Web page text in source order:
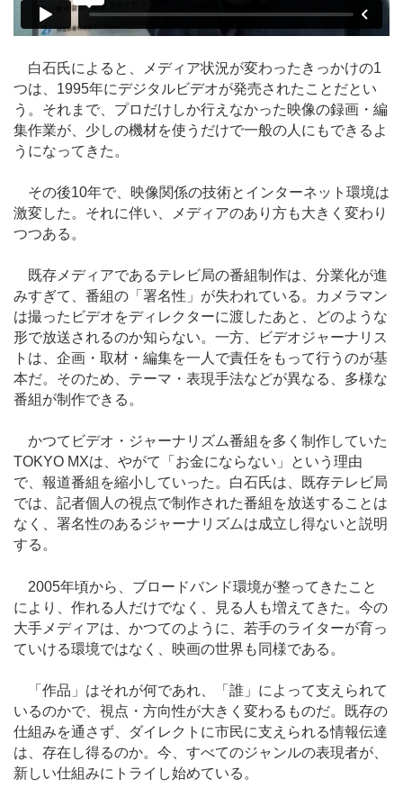
白石氏によると、メディア状況が変わったきっかけの1
つは、1995年にデジタルビデオが発売されたことだとい
う。それまで、プロだけしか行えなかった映像の録画・編
集作業が、少しの機材を使うだけで一般の人にもできるよ
うになってきた。
その後10年で、映像関係の技術とインターネット環境は
激変した。それに伴い、メディアのあり方も大きく変わり
つつある。
既存メディアであるテレビ局の番組制作は、分業化が進
みすぎて、番組の「署名性」が失われている。カメラマン
は撮ったビデオをディレクターに渡したあと、どのような
形で放送されるのか知らない。一方、ビデオジャーナリス
トは、企画・取材・編集を一人で責任をもって行うのが基
本だ。そのため、テーマ・表現手法などが異なる、多様な
番組が制作できる。
かつてビデオ・ジャーナリズム番組を多く制作していた
TOKYO MXは、やがて「お金にならない」という理由
で、報道番組を縮小していった。白石氏は、既存テレビ局
では、記者個人の視点で制作された番組を放送することは
なく、署名性のあるジャーナリズムは成立し得ないと説明
する。
2005年頃から、ブロードバンド環境が整ってきたこと
により、作れる人だけでなく、見る人も増えてきた。今の
大手メディアは、かつてのように、若手のライターが育っ
ていける環境ではなく、映画の世界も同様である。
「作品」はそれが何であれ、「誰」によって支えられて
いるのかで、視点・方向性が大きく変わるものだ。既存の
仕組みを通さず、ダイレクトに市民に支えられる情報伝達
は、存在し得るのか。今、すべてのジャンルの表現者が、
新しい仕組みにトライし始めている。